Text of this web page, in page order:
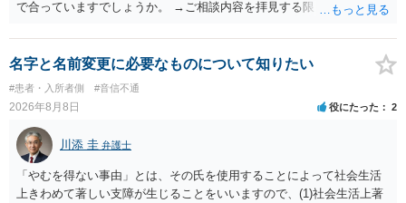
で合っていますでしょうか。 →ご相談内容を拝見する限りでは、その
完全に所有する場合は、他の相続人に対して自宅の評価額の１/２の代
償金の支払いが必要になります。
名字と名前変更に必要なものについて知りたい
#患者・入所者側 #音信不通
2026年8月8日 役にたった 2
川添 圭 弁護士
「やむを得ない事由」とは、その氏を使用することによって社会生活
上きわめて著しい支障が生じることをいいますので、(1)社会生活上著